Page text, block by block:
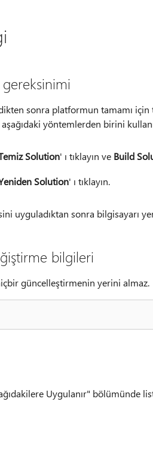
sonra platformun tamamı
yöntemlerden birini
Solution' ı tıklayın ve Build
Solution' ı tıklayın.
uyguladıktan sonra bilgisayarı
bilgileri
güncelleştirmenin yerini almaz.
Uygulanır" bölümünde